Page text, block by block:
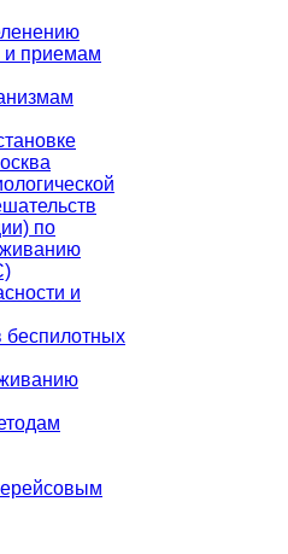
и приемам
по
и
беспилотных